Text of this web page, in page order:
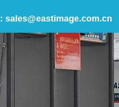
sales@eastimage.com.cn